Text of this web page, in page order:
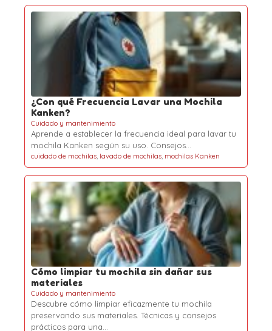
¿Con qué Frecuencia Lavar una Mochila
Kanken?
Cuidado y mantenimiento
Aprende a establecer la frecuencia ideal para lavar tu
mochila Kanken según su uso. Consejos…
cuidado de mochilas, lavado de mochilas, mochilas Kanken
Cómo limpiar tu mochila sin dañar sus
materiales
Cuidado y mantenimiento
Descubre cómo limpiar eficazmente tu mochila
preservando sus materiales. Técnicas y consejos
prácticos para una…